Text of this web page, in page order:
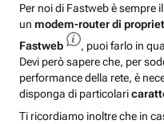
Per noi di Fastweb è sempre
un modem-router di
Fastweb
, puoi farlo in
Devi però sapere che, per
performance della rete, è
disponga di particolari
Ti ricordiamo inoltre che in